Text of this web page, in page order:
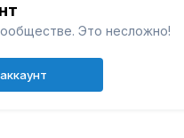
Это несложно!